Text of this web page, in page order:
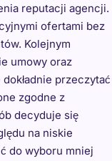
reputacji agencji.
ofertami bez
Kolejnym
umowy oraz
przeczytać
zgodne z
decyduje się
na niskie
do wyboru mniej